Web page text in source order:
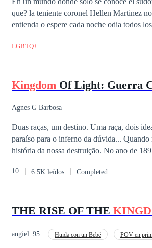
que? la teniente coronel Hellen Martinez no necesita ser dependiente de alguien, no necesita que alguien la
entienda o espere cada noche odia todos los sentimientos que la doctora Calderón le hace tener porque solo no
LGBTQ+
Kingdom Of Light: Guerra
Agnes G Barbosa
Duas raças, um destino. Uma raça, dois ideais. Essa é a nossa história... A história de como caímos
paraíso para o inferno da dúvida... Quando
história da nossa destruição. No ano de 1897, seres estranhos caíram na Terra, numa chuva de diamantes. Os
Nova Ordem. Mas, tomados por energias
tensão constante daqueles que deveriam
10 6.5K leídos Completed
THE RISE OF THE
angiel_95 Huida con un Bebé POV en